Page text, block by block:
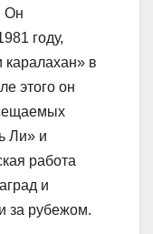
Он
году,
каралахан» в
этого он
Ли» и
работа
и
за рубежом.